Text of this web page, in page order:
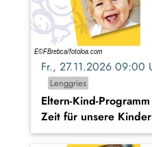
Fr., 27.11.2026 09:00
Lenggries
Eltern-Kind-
Zeit für unsere Kinder